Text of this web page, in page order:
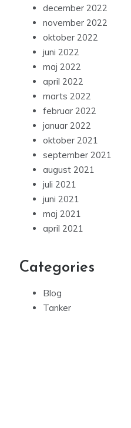
december 2022
november 2022
oktober 2022
juni 2022
maj 2022
april 2022
marts 2022
februar 2022
januar 2022
oktober 2021
september 2021
august 2021
juli 2021
juni 2021
maj 2021
april 2021
Categories
Blog
Tanker